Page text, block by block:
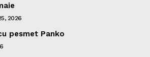
2026
pesmet Panko